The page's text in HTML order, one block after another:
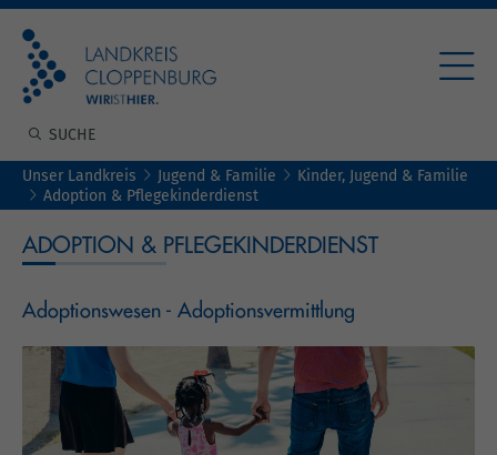
Unser Landkreis Jugend & Familie
Kinder, Jugend & Familie
Adoption & Pflegekinderdienst
ADOPTION & PFLEGEKINDERDIENST
Adoptionswesen - Adoptionsvermittlung